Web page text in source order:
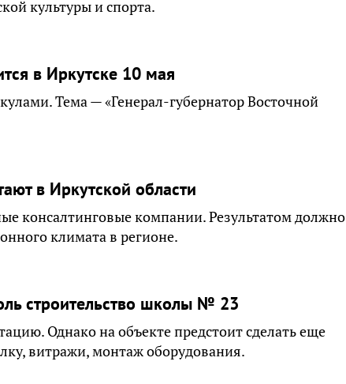
культуры и спорта.
в Иркутске 10 мая
Тема — «Генерал-губернатор Восточной
в Иркутской области
консалтинговые компании. Результатом должно
климата в регионе.
строительство школы № 23
Однако на объекте предстоит сделать еще
витражи, монтаж оборудования.